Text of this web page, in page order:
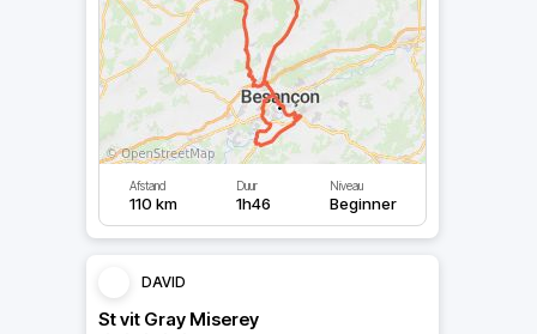
Afstand
110 km
Duur
1h46
Niveau
Beginner
DAVID
St vit Gray Miserey